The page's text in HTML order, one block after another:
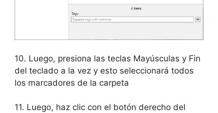
10. Luego, presiona las teclas Mayúsculas y Fin
del teclado a la vez y esto seleccionará todos
los marcadores de la carpeta
11. Luego, haz clic con el botón derecho del